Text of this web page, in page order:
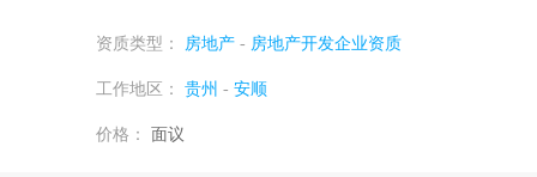
资质类型： 房地产 - 房地产开发企业资质
工作地区： 贵州 - 安顺
价格： 面议